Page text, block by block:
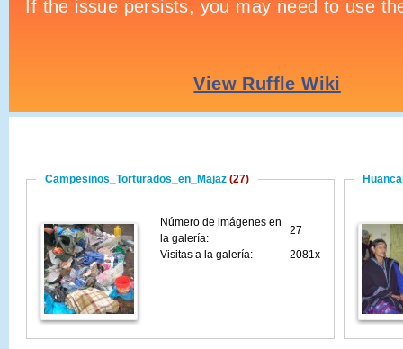
Campesinos_Torturados_en_Majaz (27)
Número de imágenes en
la galería:
27
Visitas a la galería:
2081x